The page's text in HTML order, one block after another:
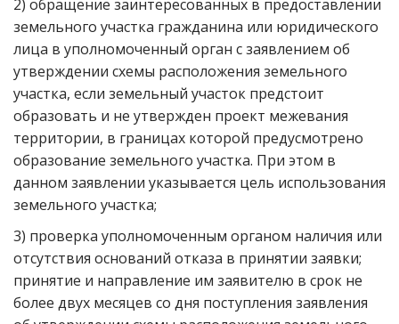
2) обращение заинтересованных в предоставлении
земельного участка гражданина или юридического
лица в уполномоченный орган с заявлением об
утверждении схемы расположения земельного
участка, если земельный участок предстоит
образовать и не утвержден проект межевания
территории, в границах которой предусмотрено
образование земельного участка. При этом в
данном заявлении указывается цель использования
земельного участка;
3) проверка уполномоченным органом наличия или
отсутствия оснований отказа в принятии заявки;
принятие и направление им заявителю в срок не
более двух месяцев со дня поступления заявления